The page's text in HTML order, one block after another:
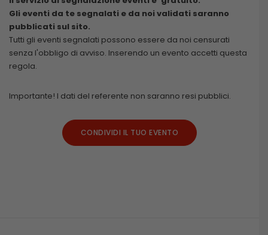
Gli eventi da te segnalati e da noi validati saranno
pubblicati sul sito.
Tutti gli eventi segnalati possono essere da noi censurati
senza l'obbligo di avviso. Inserendo un evento accetti questa
regola.
Importante! I dati del referente non saranno resi pubblici.
CONDIVIDI IL TUO EVENTO